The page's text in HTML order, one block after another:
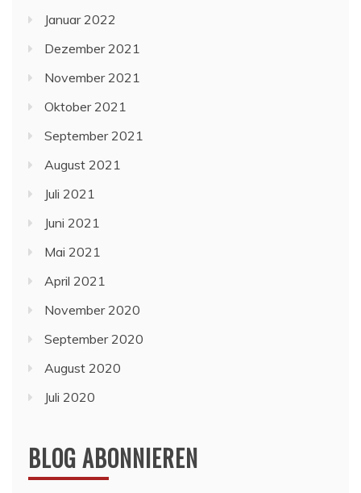
Januar 2022
Dezember 2021
November 2021
Oktober 2021
September 2021
August 2021
Juli 2021
Juni 2021
Mai 2021
April 2021
November 2020
September 2020
August 2020
Juli 2020
BLOG ABONNIEREN